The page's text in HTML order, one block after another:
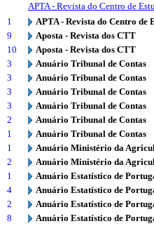
APTA - Revista do Centro de
1
APTA - Revista do Centro de
9
Aposta - Revista dos CTT
10
Aposta - Revista dos CTT
3
Anuário Tribunal de Contas
3
Anuário Tribunal de Contas
3
Anuário Tribunal de Contas
3
Anuário Tribunal de Contas
2
Anuário Tribunal de Contas
1
Anuário Tribunal de Contas
1
Anuário Ministério da
2
Anuário Ministério da
1
Anuário Estatístico de
4
Anuário Estatístico de
2
Anuário Estatístico de
8
Anuário Estatístico de